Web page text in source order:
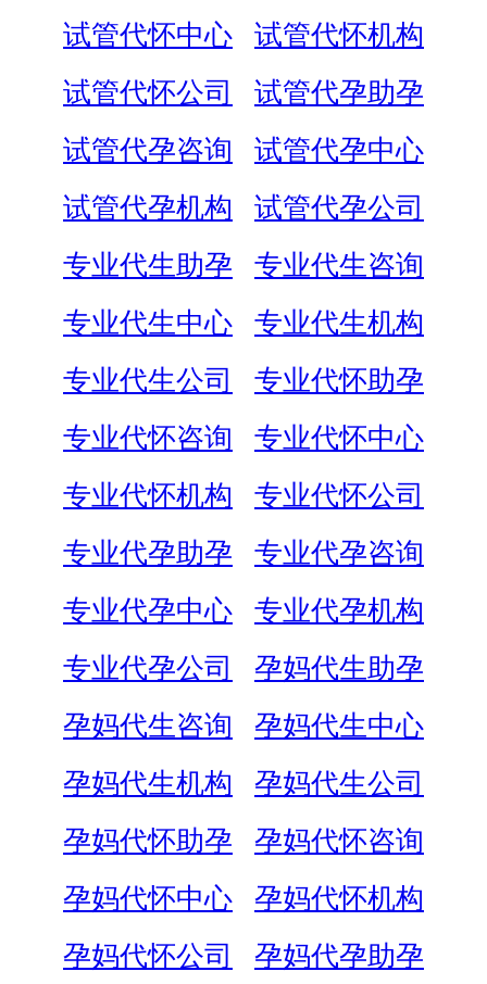
试管代怀中心
试管代怀机构
试管代怀公司
试管代孕助孕
试管代孕咨询
试管代孕中心
试管代孕机构
试管代孕公司
专业代生助孕
专业代生咨询
专业代生中心
专业代生机构
专业代生公司
专业代怀助孕
专业代怀咨询
专业代怀中心
专业代怀机构
专业代怀公司
专业代孕助孕
专业代孕咨询
专业代孕中心
专业代孕机构
专业代孕公司
孕妈代生助孕
孕妈代生咨询
孕妈代生中心
孕妈代生机构
孕妈代生公司
孕妈代怀助孕
孕妈代怀咨询
孕妈代怀中心
孕妈代怀机构
孕妈代怀公司
孕妈代孕助孕